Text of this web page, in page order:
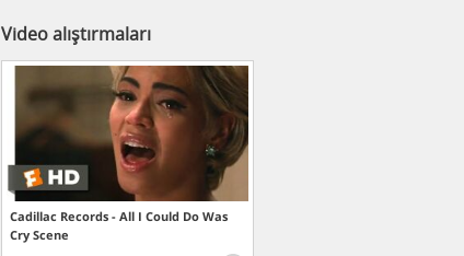
Video alıştırmaları
Cadillac Records - All I Could Do Was
Cry Scene